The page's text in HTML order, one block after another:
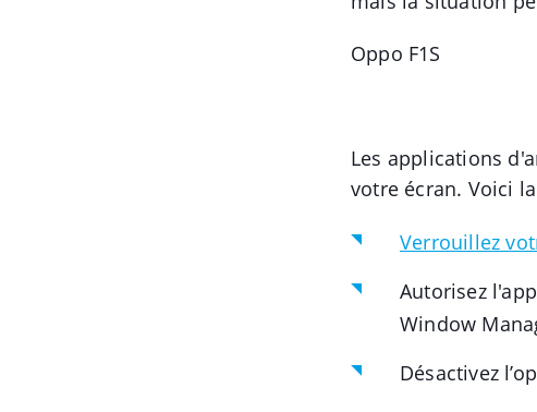
Oppo F1S
Les applications
votre écran. Voici
Verrouillez
Autorisez
Window
Désactivez